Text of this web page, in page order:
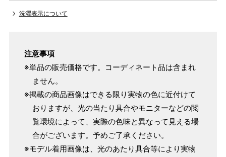
洗濯表示について
注意事項
※単品の販売価格です。コーディネート品は含まれ
ません。
※掲載の商品画像はできる限り実物の色に近付けて
おりますが、光の当たり具合やモニターなどの閲
覧環境によって、実際の色味と異なって見える場
合がございます。予めご了承ください。
※モデル着用画像は、光のあたり具合等により実物